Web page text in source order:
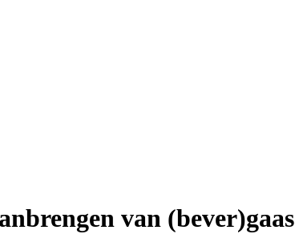
van (bever)gaas